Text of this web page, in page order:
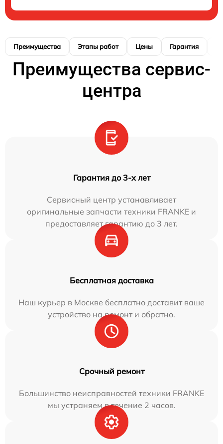
Преимущества Этапы работ Цены Гарантия
Преимущества сервис-
центра
Гарантия до 3-х лет
Сервисный центр устанавливает
оригинальные запчасти техники FRANKE и
предоставляет гарантию до 3 лет.
Бесплатная доставка
Наш курьер в Москве бесплатно доставит ваше
устройство на ремонт и обратно.
Срочный ремонт
Большинство неисправностей техники FRANKE
мы устраняем в течение 2 часов.